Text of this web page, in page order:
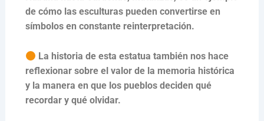
de cómo las esculturas pueden convertirse en
símbolos en constante reinterpretación.
La historia de esta estatua también nos hace
reflexionar sobre el valor de la memoria histórica
y la manera en que los pueblos deciden qué
recordar y qué olvidar.